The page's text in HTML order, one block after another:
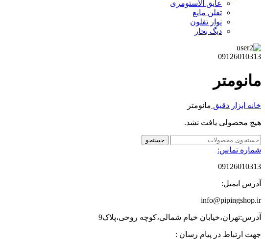
عایق الاستومری
تفلن مایع
نوار تفلون
دیگ بخار
09126010313
مانومتر
خانه ابزار دقیق مانومتر
هیچ محصولی یافت نشد.
جستجو
شماره تماس:
09126010313
آدرس ایمیل:
info@pipingshop.ir
آدرس:تهران،خیابان خیام شمالی،کوچه روحی،پلاک9
جهت ارتباط در پیام رسان :